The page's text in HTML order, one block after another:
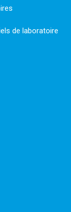
de laboratoire